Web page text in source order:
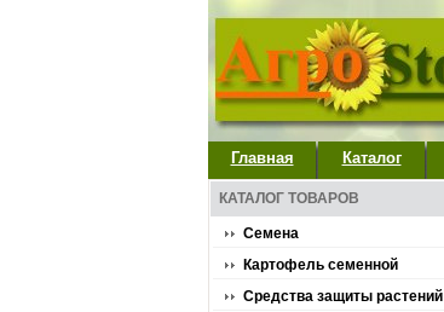
Главная Каталог
КАТАЛОГ ТОВАРОВ
Семена
Картофель семенной
Средства защиты растений